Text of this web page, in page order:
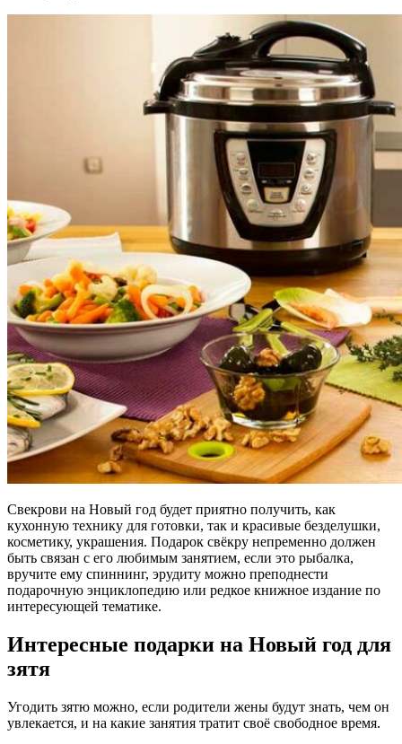
Свекрови на Новый год будет приятно получить, как
кухонную технику для готовки, так и красивые безделушки,
косметику, украшения. Подарок свёкру непременно должен
быть связан с его любимым занятием, если это рыбалка,
вручите ему спиннинг, эрудиту можно преподнести
подарочную энциклопедию или редкое книжное издание по
интересующей тематике.
Интересные подарки на Новый год для
зятя
Угодить зятю можно, если родители жены будут знать, чем он
увлекается, и на какие занятия тратит своё свободное время.